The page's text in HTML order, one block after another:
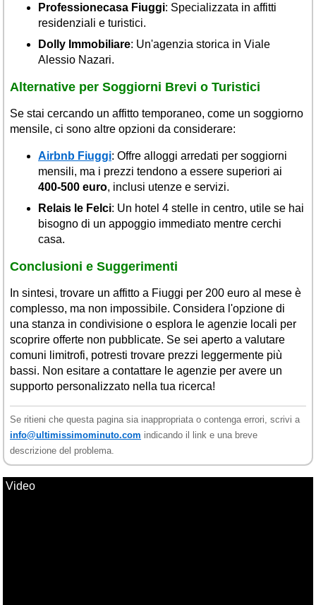
Professionecasa Fiuggi: Specializzata in affitti
residenziali e turistici.
Dolly Immobiliare: Un'agenzia storica in Viale
Alessio Nazari.
Alternative per Soggiorni Brevi o Turistici
Se stai cercando un affitto temporaneo, come un soggiorno
mensile, ci sono altre opzioni da considerare:
Airbnb Fiuggi: Offre alloggi arredati per soggiorni
mensili, ma i prezzi tendono a essere superiori ai
400-500 euro, inclusi utenze e servizi.
Relais le Felci: Un hotel 4 stelle in centro, utile se hai
bisogno di un appoggio immediato mentre cerchi
casa.
Conclusioni e Suggerimenti
In sintesi, trovare un affitto a Fiuggi per 200 euro al mese è
complesso, ma non impossibile. Considera l'opzione di
una stanza in condivisione o esplora le agenzie locali per
scoprire offerte non pubblicate. Se sei aperto a valutare
comuni limitrofi, potresti trovare prezzi leggermente più
bassi. Non esitare a contattare le agenzie per avere un
supporto personalizzato nella tua ricerca!
Se ritieni che questa pagina sia inappropriata o contenga errori, scrivi a
info@ultimissimominuto.com indicando il link e una breve
descrizione del problema.
Video